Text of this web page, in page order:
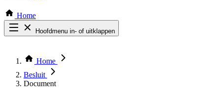
Home
Hoofdmenu in- of uitklappen
Thema COVID-19
Bekijk per bestuursorgaan
Home
Besluit
Document